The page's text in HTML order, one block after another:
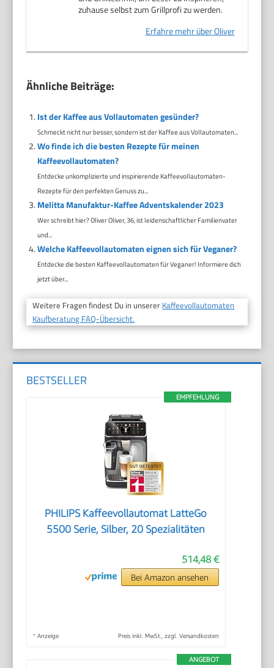
zuhause selbst zum Grillprofi zu werden.
Erfahre mehr über Oliver
Ähnliche Beiträge:
Ist der Kaffee aus Vollautomaten gesünder?
Schmeckt nicht nur besser, sondern ist der Kaffee aus Vollautomaten...
Wo finde ich die besten Rezepte für meinen
Kaffeevollautomaten?
Entdecke unkomplizierte und inspirierende Kaffeevollautomaten-
Rezepte für den perfekten Genuss zu...
Melitta Manufaktur-Kaffee Adventskalender 2023
Wer schreibt hier? Oliver Oliver, 36, ist leidenschaftlicher Familienvater
und...
Welche Kaffeevollautomaten eignen sich für Veganer?
Entdecke die besten Kaffeevollautomaten für Veganer! Informiere dich
jetzt über...
Weitere Fragen findest Du in unserer Kaffeevollautomaten
Kaufberatung FAQ-Übersicht.
BESTSELLER
EMPFEHLUNG
PHILIPS Kaffeevollautomat LatteGo
5500 Serie, Silber, 20 Spezialitäten
514,48 €
Bei Amazon ansehen
* Anzeige Preis inkl. MwSt., zzgl. Versandkosten
ANGEBOT